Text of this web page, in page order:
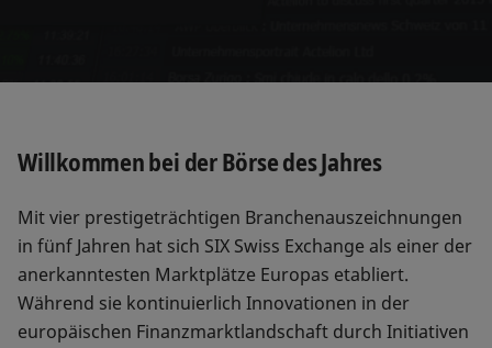
Willkommen bei der Börse des Jahres
Mit vier prestigeträchtigen Branchenauszeichnungen
in fünf Jahren hat sich SIX Swiss Exchange als einer der
anerkanntesten Marktplätze Europas etabliert.
Während sie kontinuierlich Innovationen in der
europäischen Finanzmarktlandschaft durch Initiativen